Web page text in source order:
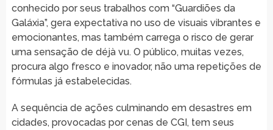
conhecido por seus trabalhos com “Guardiões da
Galáxia”, gera expectativa no uso de visuais vibrantes e
emocionantes, mas também carrega o risco de gerar
uma sensação de déjà vu. O público, muitas vezes,
procura algo fresco e inovador, não uma repetições de
fórmulas já estabelecidas.
A sequência de ações culminando em desastres em
cidades, provocadas por cenas de CGI, tem seus